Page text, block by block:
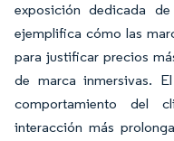
exposición dedicada
ejemplifica cómo las
para justificar precios
de marca inmersivas.
comportamiento del
interacción más